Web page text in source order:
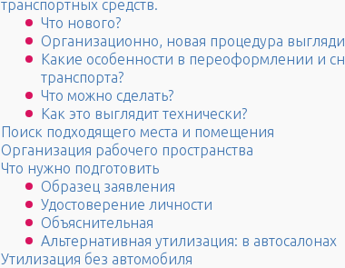
транспортных средств.
Что нового?
Организационно, новая процедура
Какие особенности в переоформлении и
транспорта?
Что можно сделать?
Как это выглядит технически?
Поиск подходящего места и помещения
Организация рабочего пространства
Что нужно подготовить
Образец заявления
Удостоверение личности
Объяснительная
Альтернативная утилизация: в автосалонах
Утилизация без автомобиля